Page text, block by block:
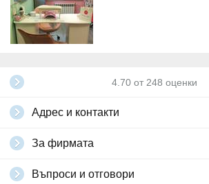
4.70 от 248 оценки
Адрес и контакти
За фирмата
Въпроси и отговори